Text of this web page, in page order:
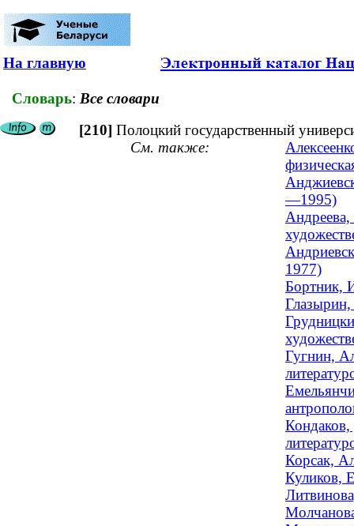
На главную
Словарь: Все словари
[210] Полоцкий государственный
См. также:
—1995)
Андреева,
1977)
Бортник,
Гугнин,
Кондаков,
Корсак,
Куликов,